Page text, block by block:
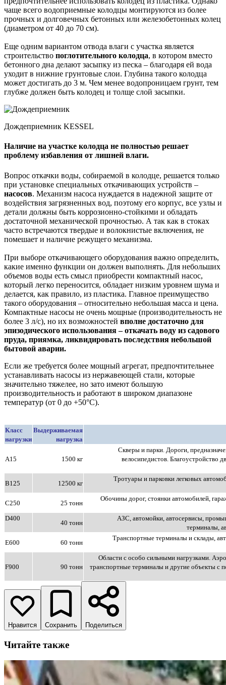
чаще всего водоприемные колодцы монтируются из более
прочных и долговечных бетонных или железобетонных колец
(диаметром от 40 до 70 см).
Еще одним вариантом отвода влаги с участка является
строительство поглотительного колодца, в котором вместо
бетонного дна делают засыпку из песка – благодаря ей вода
уходит в нижние грунтовые слои. Глубина такого колодца
может достигать до 3 м. Чем менее водопроницаем грунт, тем
глубже должен быть колодец и толще слой засыпки.
Дождеприемник KESSEL
Наличие на участке колодца не полностью решает
проблему избавления от лишней влаги.
Вопрос откачки воды, собираемой в колодце, решается только
при установке специальных откачивающих устройств –
насосов. Механизм насоса нуждается в надежной защите от
воздействия загрязненных вод, поэтому его корпус, все узлы и
детали должны быть коррозионно-стойкими и обладать
достаточной механической прочностью. А так как в стоках
часто встречаются твердые и волокнистые включения, не
помешает и наличие режущего механизма.
При выборе откачивающего оборудования важно определить,
какие именно функции он должен выполнять. Для небольших
объемов воды есть смысл приобрести компактный насос,
который легко переносится, обладает низким уровнем шума и
делается, как правило, из пластика. Главное преимущество
такого оборудования – относительно небольшая масса и цена.
Компактные насосы не очень мощные (производительность не
более 3 л/с), но их возможностей вполне достаточно для
эпизодического использования – откачать воду из садового
пруда, приямка, ликвидировать последствия небольшой
бытовой аварии.
Если же требуется более мощный агрегат, предпочтительнее
устанавливать насосы из нержавеющей стали, которые
значительно тяжелее, но зато имеют большую
производительность и работают в широком диапазоне
температур (от 0 до +50°С).
Класс
нагрузки
Выдерживаемая
нагрузка
А15 1500 кг
Скверы и парки. Дороги,
велосипедистов. Благоустройство
В125 12500 кг
Тротуары и парковки легковых
С250 25 тонн
Обочины дорог, стоянки автомобилей,
D400
40 тонн
АЗС, автомойки, автосервисы,
терминалы,
E600
60 тонн
Транспортные терминалы и склады,
F900 90 тонн
Области с особо сильными нагрузками.
транспортные терминалы и другие объекты с
Нравится Сохранить Поделиться
Читайте также